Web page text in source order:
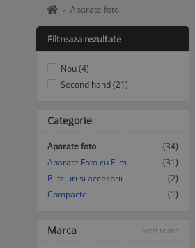
Home
-
in
siguranta
vanzatori
incredere
Aparate foto
Filtreaza rezultate
Nou (4)
Second hand (21)
Categorie
Aparate foto
(34)
Aparate Foto cu Film
(31)
Blitz-uri si accesorii
(2)
Compacte
(1)
Marca vezi toate